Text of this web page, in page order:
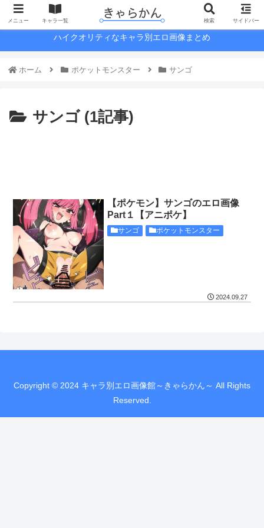
ハイクオリティなキャラ別エロ画像まとめ
ホーム ポケットモンスター サンゴ
サンゴ (1記事)
【ポケモン】サンゴのエロ画像
Part１【アニポケ】
サンゴ ポケットモンスター
2024.09.27
Copyright © 2024 キャラ別エロ画像館～きゃらかん～ All Rights
Reserved.
メニュー キャラ一覧 検索 サイドバー